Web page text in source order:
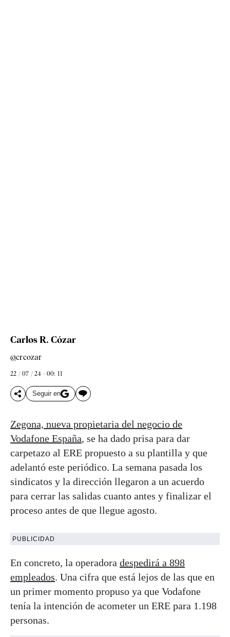
Carlos R. Cózar
@crcozar
22 / 07 / 24 - 00: 11
Seguir en
Zegona, nueva propietaria del negocio de
Vodafone España, se ha dado prisa para dar
carpetazo al ERE propuesto a su plantilla y que
adelantó este periódico. La semana pasada los
sindicatos y la dirección llegaron a un acuerdo
para cerrar las salidas cuanto antes y finalizar el
proceso antes de que llegue agosto.
PUBLICIDAD
En concreto, la operadora despedirá a 898
empleados. Una cifra que está lejos de las que en
un primer momento propuso ya que Vodafone
tenía la intención de acometer un ERE para 1.198
personas.